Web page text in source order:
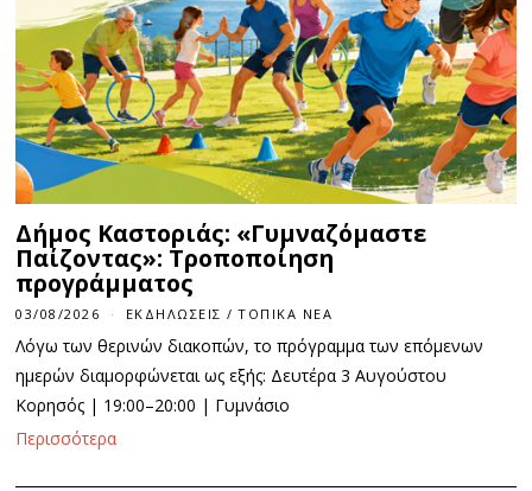
Δήμος Καστοριάς: «Γυμναζόμαστε
Παίζοντας»: Τροποποίηση
προγράμματος
03/08/2026 ΕΚΔΗΛΏΣΕΙΣ / ΤΟΠΙΚΆ ΝΈΑ
Λόγω των θερινών διακοπών, το πρόγραμμα των επόμενων
ημερών διαμορφώνεται ως εξής: Δευτέρα 3 Αυγούστου
Κορησός | 19:00–20:00 | Γυμνάσιο
Περισσότερα